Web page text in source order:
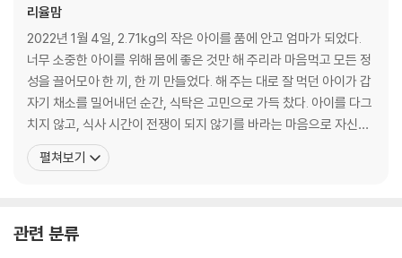
감자 브로콜리 전
카레맛 웨지 감자
감자채 전
감자 달걀국
감자 크림 조림
감자 치즈 완자
고구마 밥새우 전
고구마 오믈렛
고구마 우유 조림
리율맘
2022년 1월 4일, 2.71kg의 작은 아이를 품에 안고 엄마가 되었다.
너무 소중한 아이를 위해 몸에 좋은 것만 해 주리라 마음먹고 모든 정
성을 끌어모아 한 끼, 한 끼 만들었다. 해 주는 대로 잘 먹던 아이가 갑
자기 채소를 밀어내던 순간, 식탁은 고민으로 가득 찼다. 아이를 다그
치지 않고, 식사 시간이 전쟁이 되지 않기를 바라는 마음으로 자신만
의 유아식을 만들기 시작했다. 마트에서 쉽게 구할 수 있는 재료로, 조
리 과정은 단순하게, 그렇게 아이에게도 부모에게도 부담 없는 한 끼
펼쳐보기
관련 분류